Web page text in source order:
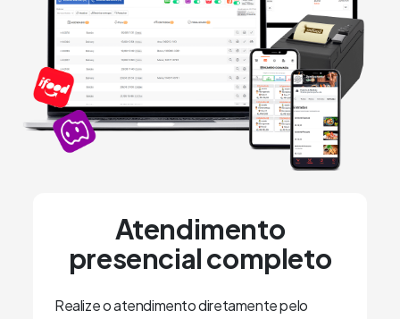
Atendimento
presencial completo
Realize o atendimento diretamente pelo